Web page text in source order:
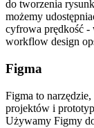
do tworzenia
możemy
cyfrowa prędkość -
workflow design
Figma
Figma to
projektów i
Używamy Figmy